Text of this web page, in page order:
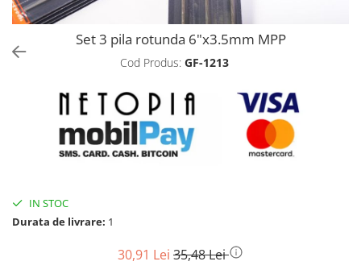
Tricicluri persoane
Trotinete electrice
Biciclete, trotinete, triciclete
Triciclete
Motoburghie si accesorii
Motoburghie
Drujbe, fierastraie electrice
Set 3 pila rotunda 6"x3.5mm MPP
Cod Produs: GF-1213
IN STOC
Durata de livrare: 1
30,91 Lei 35,48 Lei